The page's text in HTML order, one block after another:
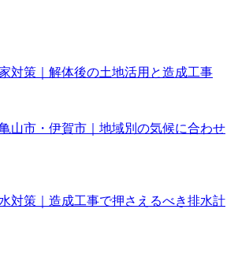
対策｜解体後の土地活用と造成工事
山市・伊賀市｜地域別の気候に合わせ
対策｜造成工事で押さえるべき排水計